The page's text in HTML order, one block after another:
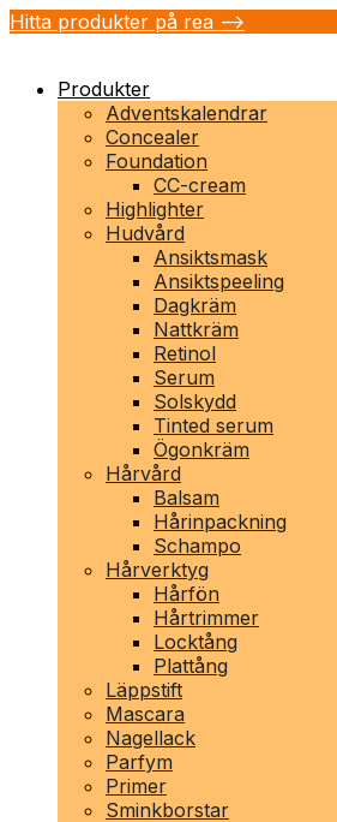
Hitta produkter på rea -->
Produkter
Adventskalendrar
Concealer
Foundation
CC-cream
Highlighter
Hudvård
Ansiktsmask
Ansiktspeeling
Dagkräm
Nattkräm
Retinol
Serum
Solskydd
Tinted serum
Ögonkräm
Hårvård
Balsam
Hårinpackning
Schampo
Hårverktyg
Hårfön
Hårtrimmer
Locktång
Plattång
Läppstift
Mascara
Nagellack
Parfym
Primer
Sminkborstar